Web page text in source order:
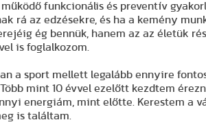
funkcionális és preventív
rá az edzésekre, és ha a kemény
ég bennük, hanem az az életük
is foglalkozom.
a sport mellett legalább ennyire
mint 10 évvel ezelőtt kezdtem
energiám, mint előtte. Kerestem a
is találtam.